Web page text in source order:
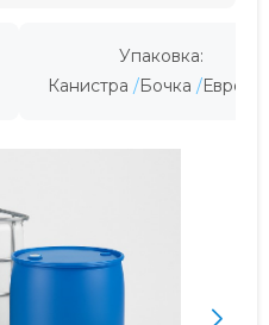
Упаковка:
Канистра
Бочка